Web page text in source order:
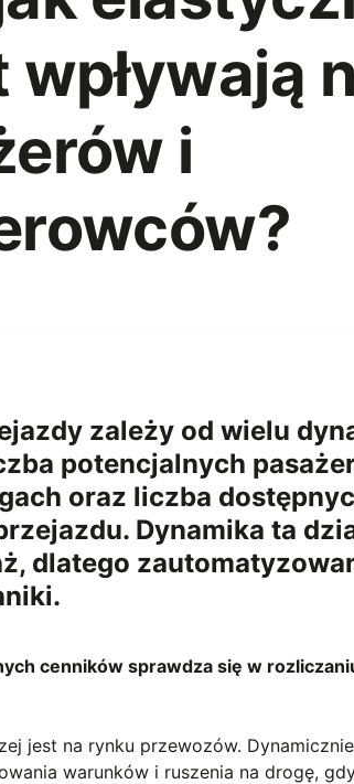
i
zależy od wielu
potencjalnych
oraz liczba
Dynamika ta
dlatego
cenników sprawdza się w
jest na rynku przewozów.
warunków i ruszenia na drogę,